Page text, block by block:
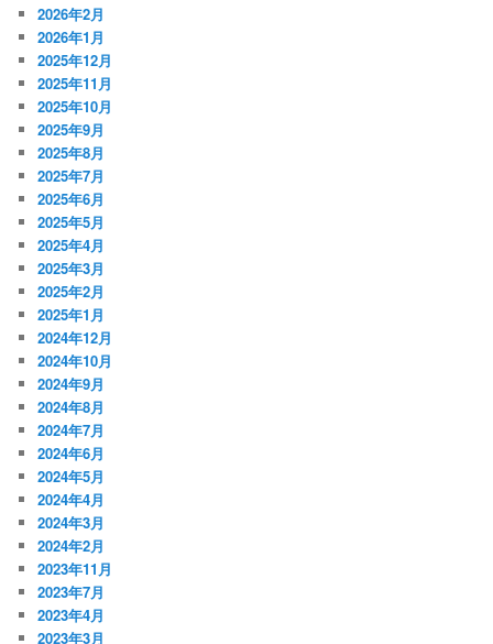
2026年2月
2026年1月
2025年12月
2025年11月
2025年10月
2025年9月
2025年8月
2025年7月
2025年6月
2025年5月
2025年4月
2025年3月
2025年2月
2025年1月
2024年12月
2024年10月
2024年9月
2024年8月
2024年7月
2024年6月
2024年5月
2024年4月
2024年3月
2024年2月
2023年11月
2023年7月
2023年4月
2023年3月